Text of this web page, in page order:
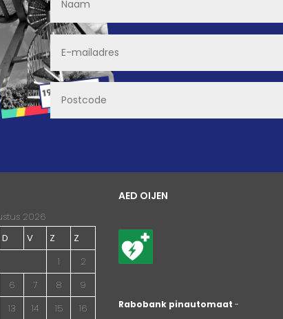
2026
D V Z
Z
1
2
6 7 8
9
13 14 15 16
AED OIJEN
Rabobank pinautomaat -